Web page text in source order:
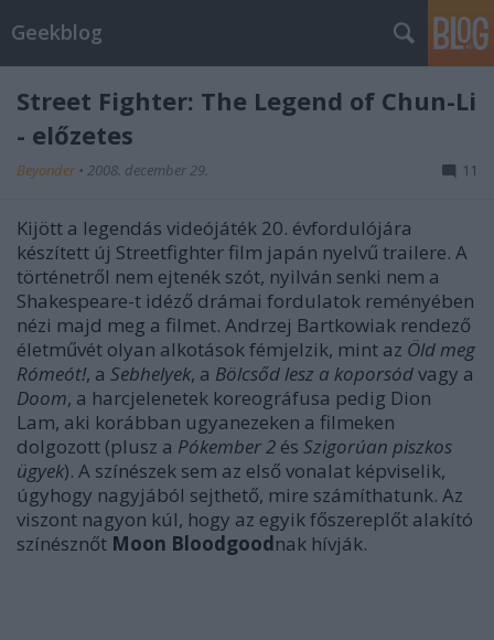
Geekblog
Street Fighter: The Legend of Chun-Li
- előzetes
Beyonder • 2008. december 29. 11
Kijött a legendás videójáték 20. évfordulójára
készített új Streetfighter film japán nyelvű trailere. A
történetről nem ejtenék szót, nyilván senki nem a
Shakespeare-t idéző drámai fordulatok reményében
nézi majd meg a filmet. Andrzej Bartkowiak rendező
életművét olyan alkotások fémjelzik, mint az Öld meg
Rómeót!, a Sebhelyek, a Bölcsőd lesz a koporsódvagy a
Doom, a harcjelenetek koreográfusa pedig Dion
Lam, aki korábban ugyanezeken a filmeken
dolgozott (plusz a Pókember 2 és Szigorúan piszkos
ügyek). A színészek sem az első vonalat képviselik,
úgyhogy nagyjából sejthető, mire számíthatunk. Az
viszont nagyon kúl, hogy az egyik főszereplőt alakító
színésznőt Moon Bloodgoodnak hívják.